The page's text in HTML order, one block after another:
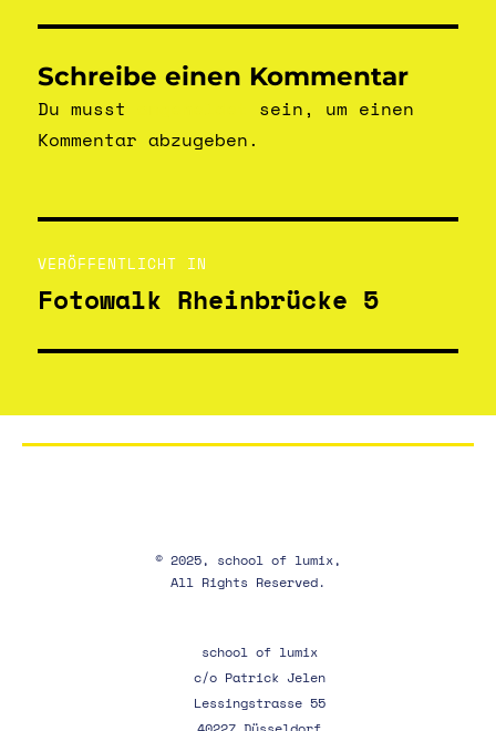
Schreibe einen Kommentar
Du musst
sein, um einen
Kommentar abzugeben.
VERÖFFENTLICHT IN
Fotowalk Rheinbrücke 5
© 2025, school of lumix,
All Rights Reserved.
school of lumix
c/o Patrick Jelen
Lessingstrasse 55